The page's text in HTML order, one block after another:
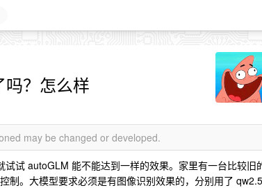
？怎么样
may be changed or developed.
试 autoGLM 能不能达到一样的效果。家里有一台比较旧
制。大模型要求必须是有图像识别效果的，分别用了 qw2.5